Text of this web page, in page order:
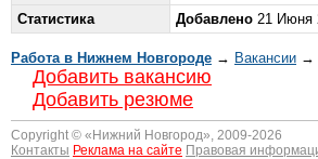
Статистика
Добавлено 21 Июня
Работа в Нижнем Новгороде → Вакансии →
Добавить вакансию
Добавить резюме
Copyright © « Нижний Новгород», 2009-2026
Контакты Реклама на сайте Правовая